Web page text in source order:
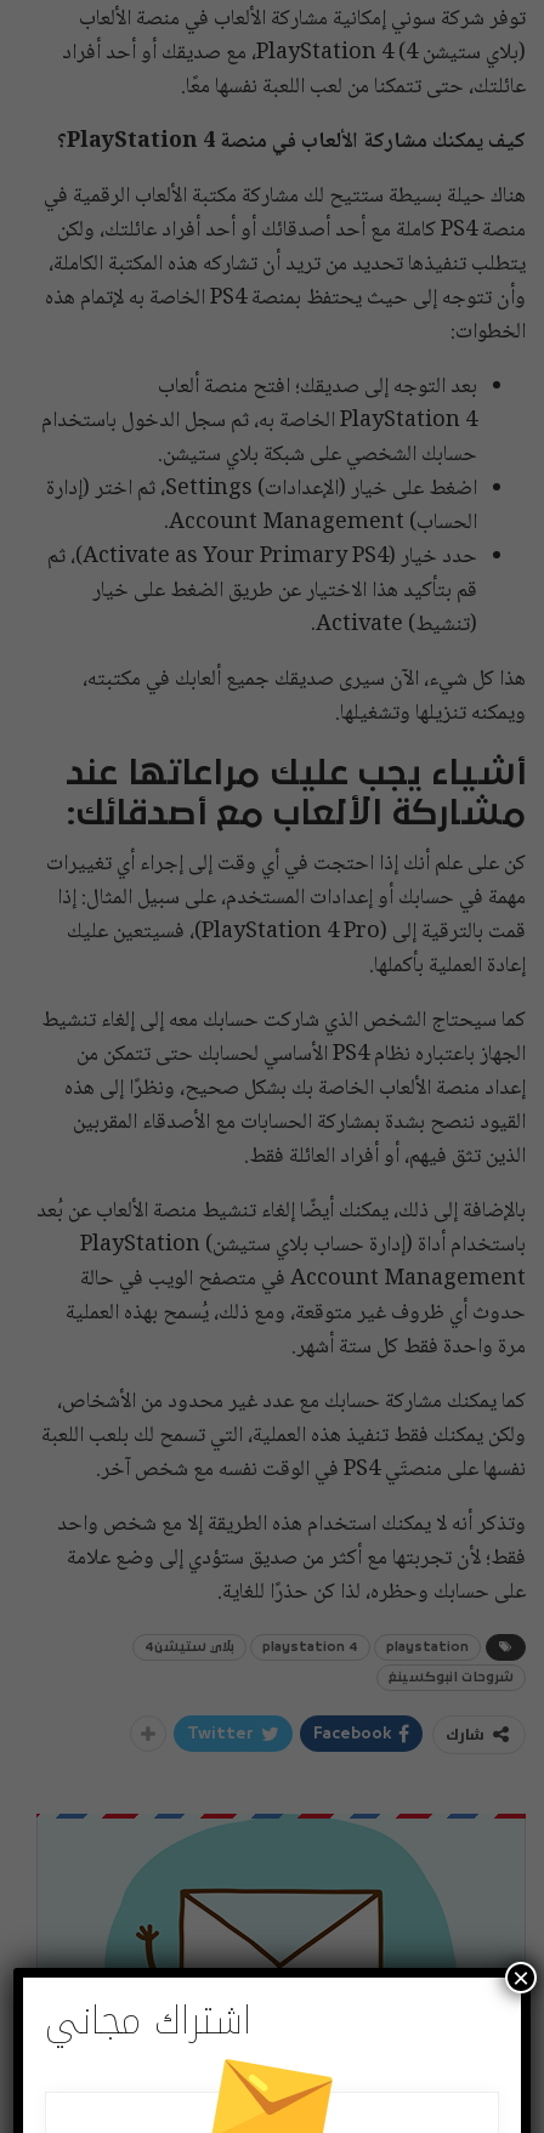
توفر شركة سوني إمكانية مشاركة الألعاب في منصة الألعاب
(بلاي ستيشن 4) PlayStation 4، مع صديقك أو أحد أفراد
عائلتك، حتى تتمكنا من لعب اللعبة نفسها معًا.
كيف يمكنك مشاركة الألعاب في منصة PlayStation 4؟
هناك حيلة بسيطة ستتيح لك مشاركة مكتبة الألعاب الرقمية في
منصة PS4 كاملة مع أحد أصدقائك أو أحد أفراد عائلتك، ولكن
يتطلب تنفيذها تحديد من تريد أن تشاركه هذه المكتبة الكاملة،
وأن تتوجه إلى حيث يحتفظ بمنصة PS4 الخاصة به لإتمام هذه
الخطوات:
بعد التوجه إلى صديقك؛ افتح منصة ألعاب
PlayStation 4 الخاصة به، ثم سجل الدخول باستخدام
حسابك الشخصي على شبكة بلاي ستيشن.
اضغط على خيار (الإعدادات) Settings، ثم اختر (إدارة
الحساب) Account Management.
حدد خيار (Activate as Your Primary PS4)، ثم
قم بتأكيد هذا الاختيار عن طريق الضغط على خيار
(تنشيط) Activate.
هذا كل شيء، الآن سيرى صديقك جميع ألعابك في مكتبته،
ويمكنه تنزيلها وتشغيلها.
أشياء يجب عليك مراعاتها عند
مشاركة الألعاب مع أصدقائك:
كن على علم أنك إذا احتجت في أي وقت إلى إجراء أي تغييرات
مهمة في حسابك أو إعدادات المستخدم، على سبيل المثال: إذا
قمت بالترقية إلى (PlayStation 4 Pro)، فسيتعين عليك
إعادة العملية بأكملها.
كما سيحتاج الشخص الذي شاركت حسابك معه إلى إلغاء تنشيط
الجهاز باعتباره نظام PS4 الأساسي لحسابك حتى تتمكن من
إعداد منصة الألعاب الخاصة بك بشكل صحيح، ونظرًا إلى هذه
القيود ننصح بشدة بمشاركة الحسابات مع الأصدقاء المقربين
الذين تثق فيهم، أو أفراد العائلة فقط.
بالإضافة إلى ذلك، يمكنك أيضًا إلغاء تنشيط منصة الألعاب عن بُعد
باستخدام أداة (إدارة حساب بلاي ستيشن) PlayStation
Account Management في متصفح الويب في حالة
حدوث أي ظروف غير متوقعة، ومع ذلك، يُسمح بهذه العملية
مرة واحدة فقط كل ستة أشهر.
كما يمكنك مشاركة حسابك مع عدد غير محدود من الأشخاص،
ولكن يمكنك فقط تنفيذ هذه العملية، التي تسمح لك بلعب اللعبة
نفسها على منصتَي PS4 في الوقت نفسه مع شخص آخر.
وتذكر أنه لا يمكنك استخدام هذه الطريقة إلا مع شخص واحد
فقط؛ لأن تجربتها مع أكثر من صديق ستؤدي إلى وضع علامة
على حسابك وحظره، لذا كن حذرًا للغاية.
playstation
playstation 4 بلاي ستيشن4
شروحات انبوكسينغ
شارك Facebook
Twitter
اشتراك مجاني
×